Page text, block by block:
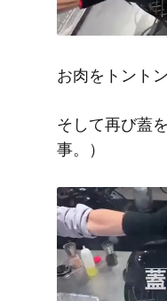
お肉をトントン
そして再び蓋
事。）